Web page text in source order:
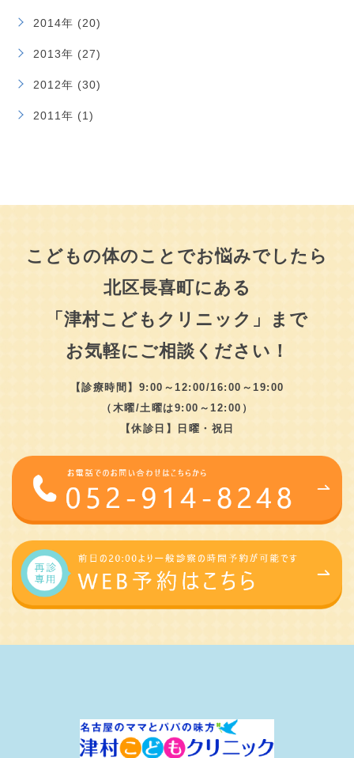
2014年 (20)
2013年 (27)
2012年 (30)
2011年 (1)
こどもの体のことでお悩みでしたら
北区長喜町にある
「津村こどもクリニック」まで
お気軽にご相談ください！
【診療時間】9:00～12:00/16:00～19:00
（木曜/土曜は9:00～12:00）
【休診日】日曜・祝日